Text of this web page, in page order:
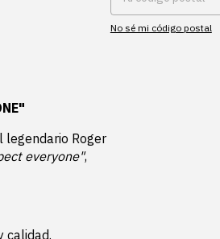
No sé mi código postal
legendario Roger
everyone",
calidad.